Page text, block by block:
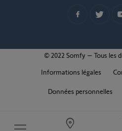
© 2022 Somfy – Tous les
Informations légales
Données personnelles